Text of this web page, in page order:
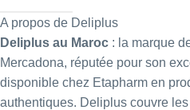
A propos de Deliplus
Deliplus au Maroc : la marque
Mercadona, réputée pour son
disponible chez Etapharm en
authentiques. Deliplus couvre